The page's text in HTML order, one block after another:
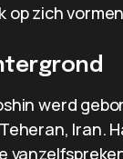
op zich
werd
Iran.